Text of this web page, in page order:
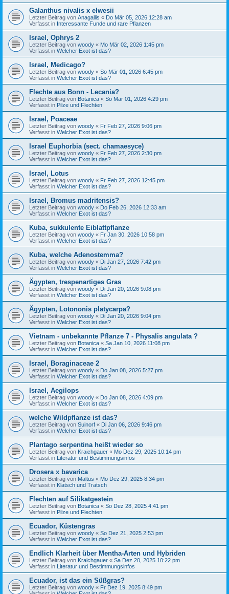
Galanthus nivalis x elwesii
Letzter Beitrag von Anagallis « Do Mär 05, 2026 12:28 am
Verfasst in Interessante Funde und rare Pflanzen
Israel, Ophrys 2
Letzter Beitrag von woody « Mo Mär 02, 2026 1:45 pm
Verfasst in Welcher Exot ist das?
Israel, Medicago?
Letzter Beitrag von woody « So Mär 01, 2026 6:45 pm
Verfasst in Welcher Exot ist das?
Flechte aus Bonn - Lecania?
Letzter Beitrag von Botanica « So Mär 01, 2026 4:29 pm
Verfasst in Pilze und Flechten
Israel, Poaceae
Letzter Beitrag von woody « Fr Feb 27, 2026 9:06 pm
Verfasst in Welcher Exot ist das?
Israel Euphorbia (sect. chamaesyce)
Letzter Beitrag von woody « Fr Feb 27, 2026 2:30 pm
Verfasst in Welcher Exot ist das?
Israel, Lotus
Letzter Beitrag von woody « Fr Feb 27, 2026 12:45 pm
Verfasst in Welcher Exot ist das?
Israel, Bromus madritensis?
Letzter Beitrag von woody « Do Feb 26, 2026 12:33 am
Verfasst in Welcher Exot ist das?
Kuba, sukkulente Eiblattpflanze
Letzter Beitrag von woody « Fr Jan 30, 2026 10:58 pm
Verfasst in Welcher Exot ist das?
Kuba, welche Adenostemma?
Letzter Beitrag von woody « Di Jan 27, 2026 7:42 pm
Verfasst in Welcher Exot ist das?
Ägypten, trespenartiges Gras
Letzter Beitrag von woody « Di Jan 20, 2026 9:08 pm
Verfasst in Welcher Exot ist das?
Ägypten, Lotononis platycarpa?
Letzter Beitrag von woody « Di Jan 20, 2026 9:04 pm
Verfasst in Welcher Exot ist das?
Vietnam - unbekannte Pflanze 7 - Physalis angulata ?
Letzter Beitrag von Botanica « Sa Jan 10, 2026 11:08 pm
Verfasst in Welcher Exot ist das?
Israel, Boraginaceae 2
Letzter Beitrag von woody « Do Jan 08, 2026 5:27 pm
Verfasst in Welcher Exot ist das?
Israel, Aegilops
Letzter Beitrag von woody « Do Jan 08, 2026 4:09 pm
Verfasst in Welcher Exot ist das?
welche Wildpflanze ist das?
Letzter Beitrag von Suinorf « Di Jan 06, 2026 9:46 pm
Verfasst in Welcher Exot ist das?
Plantago serpentina heißt wieder so
Letzter Beitrag von Kraichgauer « Mo Dez 29, 2025 10:14 pm
Verfasst in Literatur und Bestimmungsinfos
Drosera x bavarica
Letzter Beitrag von Maltus « Mo Dez 29, 2025 8:34 pm
Verfasst in Klatsch und Tratsch
Flechten auf Silikatgestein
Letzter Beitrag von Botanica « So Dez 28, 2025 4:41 pm
Verfasst in Pilze und Flechten
Ecuador, Küstengras
Letzter Beitrag von woody « So Dez 21, 2025 2:53 pm
Verfasst in Welcher Exot ist das?
Endlich Klarheit über Mentha-Arten und Hybriden
Letzter Beitrag von Kraichgauer « Sa Dez 20, 2025 10:22 pm
Verfasst in Literatur und Bestimmungsinfos
Ecuador, ist das ein Süßgras?
Letzter Beitrag von woody « Fr Dez 19, 2025 8:49 pm